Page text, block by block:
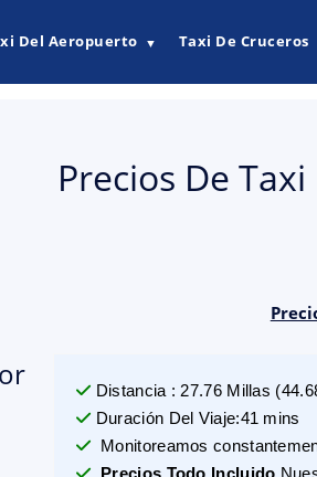
Del Aeropuerto ▼ Taxi De Cruceros
Precios De
Distancia : 27.76 Millas (
Duración Del Viaje:41 mins
Monitoreamos
Precios Todo Incluido